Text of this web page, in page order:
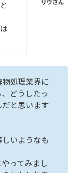
処理業界に
どうしたっ
と思います
いようなも
やってみまし